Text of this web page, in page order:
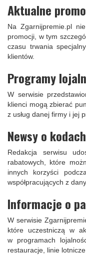
Aktualne
Na Zgarnijpremie.pl
promocji, w tym
czasu trwania
klientów.
Programy
W serwisie
klienci mogą zbierać
z usług danej firmy i jej
Newsy o
Redakcja serwisu
rabatowych, które
innych korzyści
współpracujących z
Informacje o
W serwisie
które uczestniczą w
w programach
restauracje, linie lotnicze